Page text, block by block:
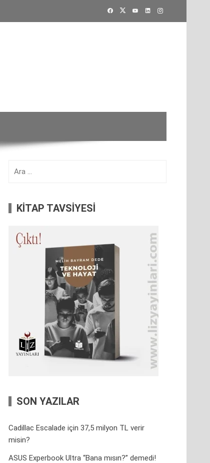
KİTAP TAVSİYESİ
SON YAZILAR
Cadillac Escalade için 37,5 milyon TL verir
misin?
ASUS Experbook Ultra “Bana mısın?” demedi!